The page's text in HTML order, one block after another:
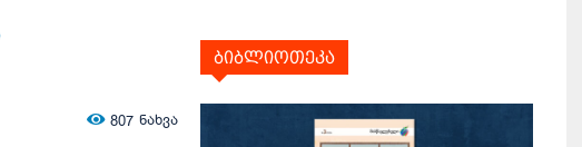
807 ნახვა
ბიბლიოთეკა